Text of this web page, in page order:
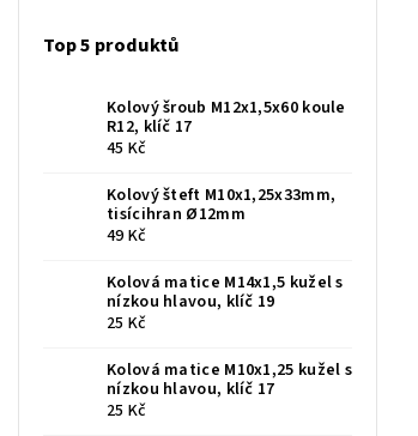
Top 5 produktů
Kolový šroub M12x1,5x60 koule
R12, klíč 17
45 Kč
Kolový šteft M10x1,25x33mm,
tisícihran Ø12mm
49 Kč
Kolová matice M14x1,5 kužel s
nízkou hlavou, klíč 19
25 Kč
Kolová matice M10x1,25 kužel s
nízkou hlavou, klíč 17
25 Kč